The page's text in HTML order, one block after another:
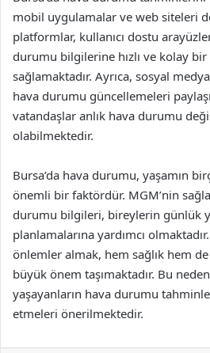
mobil uygulamalar ve web siteleri
platformlar, kullanıcı dostu
durumu bilgilerine hızlı ve kolay bir
sağlamaktadır. Ayrıca, sosyal
hava durumu güncellemeleri
vatandaşlar anlık hava durumu
olabilmektedir.
Bursa’da hava durumu, yaşamın
önemli bir faktördür. MGM’nin
durumu bilgileri, bireylerin günlük
planlamalarına yardımcı
önlemler almak, hem sağlık hem de
büyük önem taşımaktadır. Bu
yaşayanların hava durumu
etmeleri önerilmektedir.